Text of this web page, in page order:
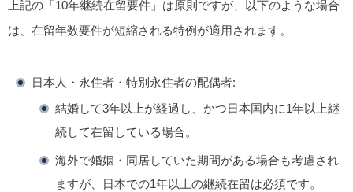
上記の「10年継続在留要件」は原則ですが、以下のような場合
は、在留年数要件が短縮される特例が適用されます。
日本人・永住者・特別永住者の配偶者:
結婚して3年以上が経過し、かつ日本国内に1年以上継
続して在留 している場合。
海外で婚姻・同居していた期間がある場合も考慮され
ますが、日本での1年以上の継続在留は必須です。